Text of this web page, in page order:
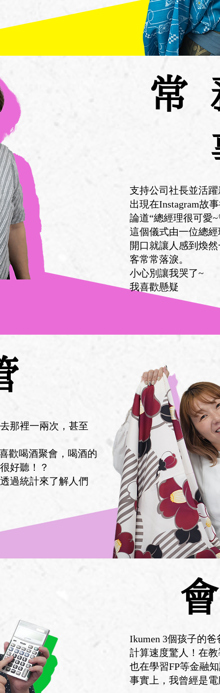
支持公司社長並活
出現在Instagram故
論道“總經理很可愛
這個儀式由一位總
開口就讓人感到煥
客常常落淚。
小心別讓我哭了~
我喜歡懸疑
那裡一兩次，甚至
歡喝酒聚會，喝酒的
好聽！？
過統計來了解人們
Ikumen 3個孩子的爸
計算速度驚人！在
也在學習FP等金融
事實上，我曾經是